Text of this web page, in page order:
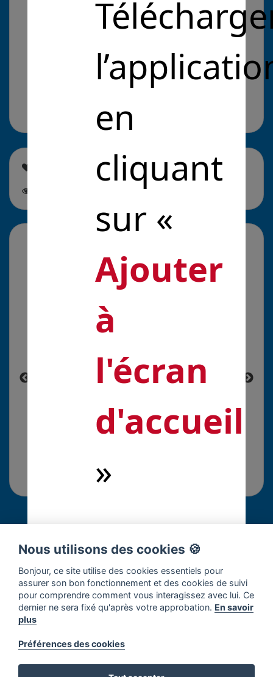
Notre solutions gratuite d'éducation pour tous
répond aux enjeux sociétaux suivants :
métiers de demain, citoyenneté, dans le respect
de notre mission : "des jeunes éduqués, bien
dans leurs baskets, engagés et conscients des
Cette solution est soutenue par 0 personne
solution est suivie par
La galerie média
Connectez-vous pour répondre à cette solution.
×
en
cliquant
sur «
Ajouter
à
l'écran
d'accueil
»
Nous utilisons des cookies 🍪
Bonjour, ce site utilise des cookies essentiels pour
assurer son bon fonctionnement et des cookies de suivi
pour comprendre comment vous interagissez avec lui. Ce
dernier ne sera fixé qu'après votre approbation. En savoir
plus
Préférences des cookies